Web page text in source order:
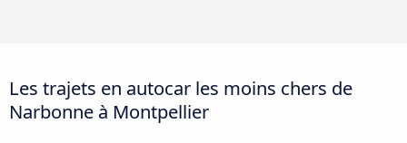
Les trajets en autocar les moins chers de
Narbonne à Montpellier